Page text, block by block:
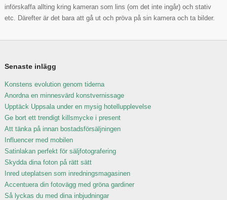
införskaffa allting kring kameran som lins (om det inte ingår) och stativ
etc. Därefter är det bara att gå ut och pröva på sin kamera och ta bilder.
Senaste inlägg
Konstens evolution genom tiderna
Anordna en minnesvärd konstvernissage
Upptäck Uppsala under en mysig hotellupplevelse
Ge bort ett trendigt killsmycke i present
Att tänka på innan bostadsförsäljningen
Influencer med mobilen
Satinlakan perfekt för säljfotografering
Skydda dina foton på rätt sätt
Inred uteplatsen som inredningsmagasinen
Accentuera din fotovägg med gröna gardiner
Så lyckas du med dina inbjudningar